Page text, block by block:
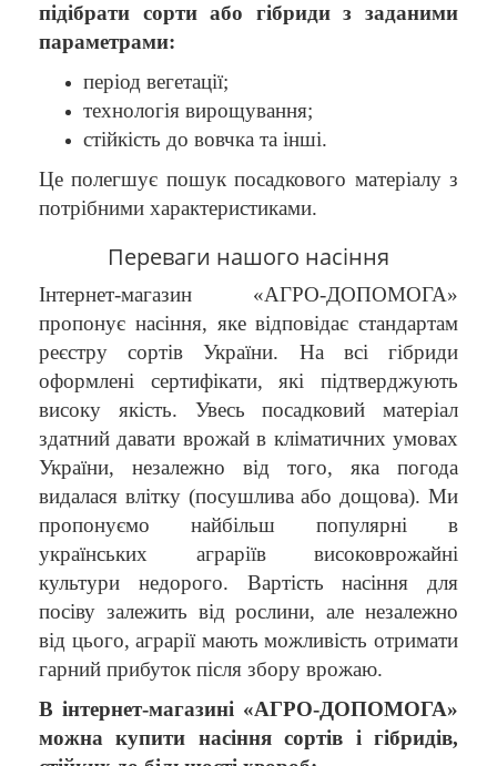
підібрати сорти або гібриди з заданими
параметрами:
період вегетації;
технологія вирощування;
стійкість до вовчка та інші.
Це полегшує пошук посадкового матеріалу з
потрібними характеристиками.
Переваги нашого насіння
Інтернет-магазин «АГРО-ДОПОМОГА»
пропонує насіння, яке відповідає стандартам
реєстру сортів України. На всі гібриди
оформлені сертифікати, які підтверджують
високу якість. Увесь посадковий матеріал
здатний давати врожай в кліматичних умовах
України, незалежно від того, яка погода
видалася влітку (посушлива або дощова). Ми
пропонуємо найбільш популярні в
українських аграріїв високоврожайні
культури недорого. Вартість насіння для
посіву залежить від рослини, але незалежно
від цього, аграрії мають можливість отримати
гарний прибуток після збору врожаю.
В інтернет-магазині «АГРО-ДОПОМОГА»
можна купити насіння сортів і гібридів,